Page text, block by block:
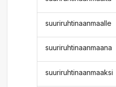
suuriruhtinaanmaalle
suuriruhtinaanmaana
suuriruhtinaanmaaksi